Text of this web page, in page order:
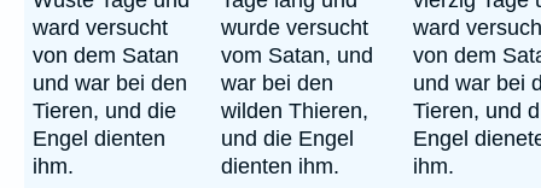
ward versucht
von dem Satan
und war bei den
Tieren, und die
Engel dienten
ihm.
wurde versucht
vom Satan, und
war bei den
wilden Thieren,
und die Engel
dienten ihm.
ward
von dem
und war bei
Tieren, und
Engel
ihm.